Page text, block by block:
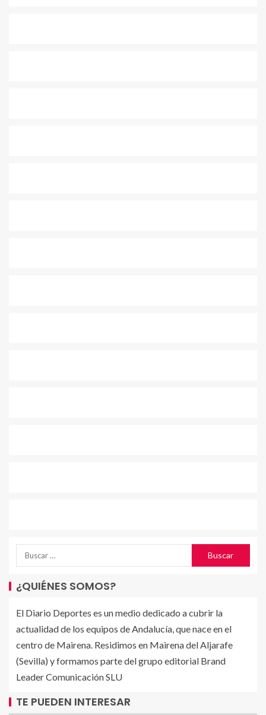
¿QUIÉNES SOMOS?
El Diario Deportes es un medio dedicado a cubrir la
actualidad de los equipos de Andalucía, que nace en el
centro de Mairena. Residimos en Mairena del Aljarafe
(Sevilla) y formamos parte del grupo editorial Brand
Leader Comunicación SLU
TE PUEDEN INTERESAR